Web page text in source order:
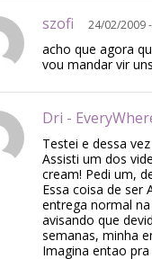
szofi 24/02/2009
acho que agora
vou mandar vir
Dri -
Testei e dessa
Assisti um dos
cream! Pedi um,
Essa coisa de ser
entrega normal
avisando que
semanas, minha
Imagina entao